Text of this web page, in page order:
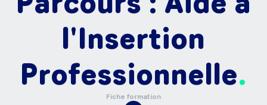
l'Insertion
Professionnelle
Fiche formation